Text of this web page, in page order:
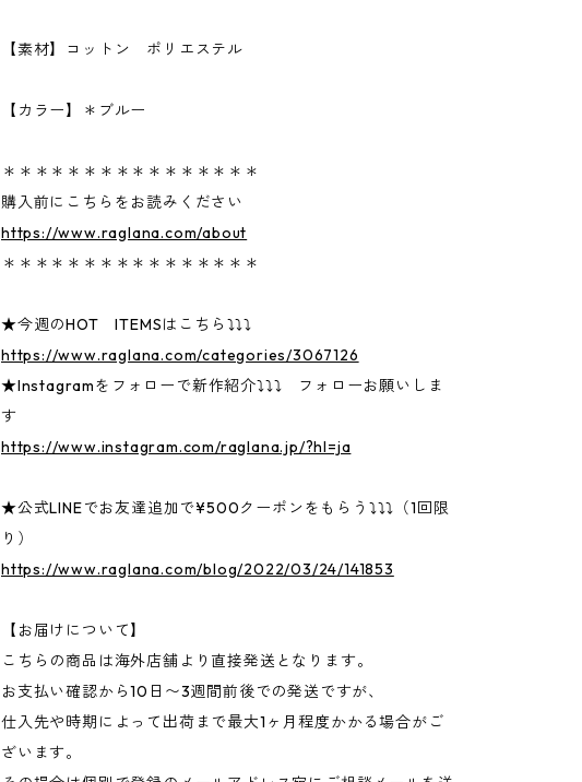
【素材】コットン ポリエステル
【カラー】＊ブルー
＊＊＊＊＊＊＊＊＊＊＊＊＊＊＊＊
購入前にこちらをお読みください
https://www.raglana.com/about
＊＊＊＊＊＊＊＊＊＊＊＊＊＊＊＊
★今週のHOT ITEMSはこちら⤵⤵⤵
https://www.raglana.com/categories/3067126
★Instagramをフォローで新作紹介⤵⤵⤵ フォローお願いしま
す
https://www.instagram.com/raglana.jp/?hl=ja
★公式LINEでお友達追加で¥500クーポンをもらう⤵⤵⤵（1回限
り）
https://www.raglana.com/blog/2022/03/24/141853
【お届けについて】
こちらの商品は海外店舗より直接発送となります。
お支払い確認から10日〜3週間前後での発送ですが、
仕入先や時期によって出荷まで最大1ヶ月程度かかる場合がご
ざいます。